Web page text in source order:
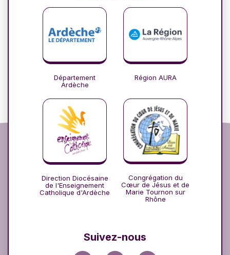
Suivez-nous
Département
Ardèche
Région AURA
Direction Diocésaine
de l'Enseignement
Catholique d'Ardèche
Congrégation du
Cœur de Jésus et de
Marie Tournon sur
Rhône